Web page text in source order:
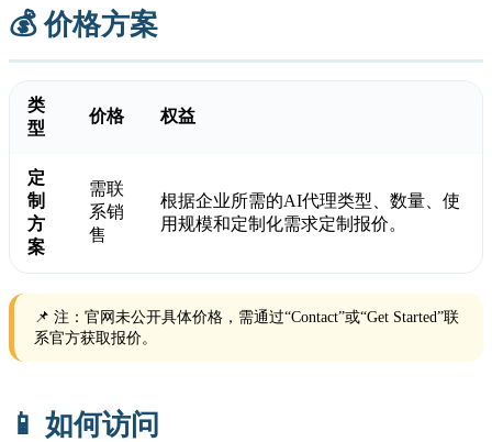
💰 价格方案
类
型
价格 权益
定
制
方
案
需联
系销
售
根据企业所需的AI代理类型、数量、使
用规模和定制化需求定制报价。
📌 注：官网未公开具体价格，需通过“Contact”或“Get Started”联
系官方获取报价。
📱 如何访问